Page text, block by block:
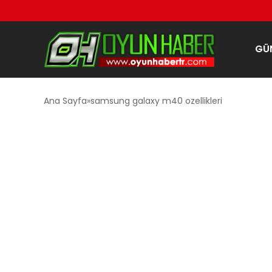
Ana Sayfa samsung galaxy m40 ozellikleri